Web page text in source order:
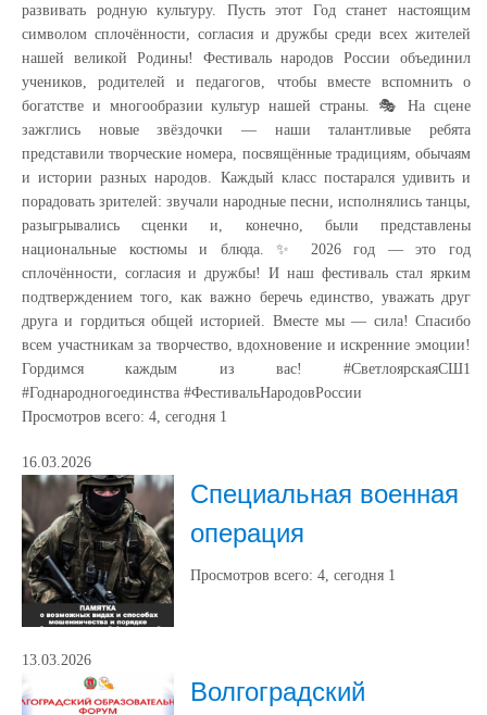
развивать родную культуру. Пусть этот Год станет настоящим
символом сплочённости, согласия и дружбы среди всех жителей
нашей великой Родины! Фестиваль народов России объединил
учеников, родителей и педагогов, чтобы вместе вспомнить о
богатстве и многообразии культур нашей страны. 🎭 На сцене
зажглись новые звёздочки — наши талантливые ребята
представили творческие номера, посвящённые традициям, обычаям
и истории разных народов. Каждый класс постарался удивить и
порадовать зрителей: звучали народные песни, исполнялись танцы,
разыгрывались сценки и, конечно, были представлены
национальные костюмы и блюда. ✨ 2026 год — это год
сплочённости, согласия и дружбы! И наш фестиваль стал ярким
подтверждением того, как важно беречь единство, уважать друг
друга и гордиться общей историей. Вместе мы — сила! Спасибо
всем участникам за творчество, вдохновение и искренние эмоции!
Гордимся каждым из вас! #СветлоярскаяСШ1
#Годнародногоединства #ФестивальНародовРоссии
Просмотров всего: 4, сегодня 1
16.03.2026
Специальная военная
операция
Просмотров всего: 4, сегодня 1
13.03.2026
Волгоградский